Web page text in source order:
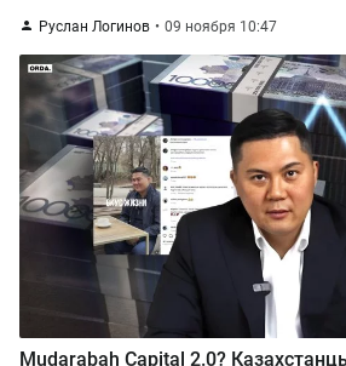
Руслан Логинов 09 ноября 10:47
Mudarabah Capital 2.0?